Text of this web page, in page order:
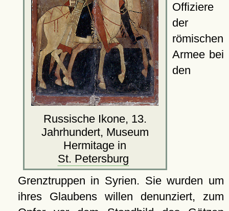
Russische Ikone, 13.
Jahrhundert, Museum
Hermitage in
St. Petersburg
Offiziere
der
römischen
Armee bei
den
Grenztruppen in Syrien. Sie wurden um
ihres Glaubens willen denunziert, zum